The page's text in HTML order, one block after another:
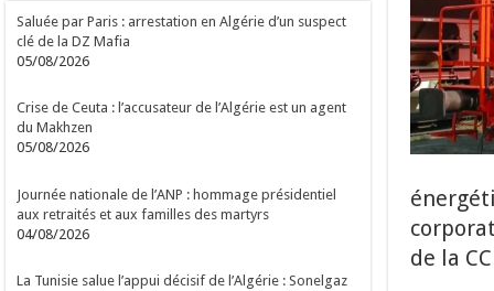
de la
Saluée par Paris : arrestation en Algérie d’un suspect
clé de la DZ Mafia
05/08/2026
Crise de Ceuta : l’accusateur de l’Algérie est un agent
du Makhzen
05/08/2026
Journée nationale de l’ANP : hommage présidentiel
aux retraités et aux familles des martyrs
04/08/2026
La Tunisie salue l’appui décisif de l’Algérie : Sonelgaz